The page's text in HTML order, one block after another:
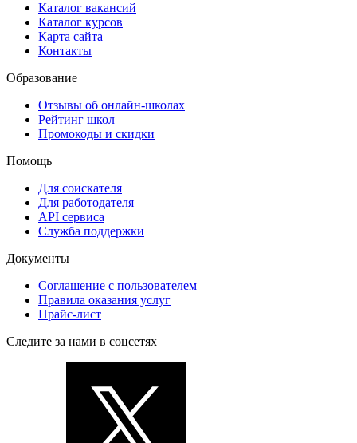
Каталог вакансий
Каталог курсов
Карта сайта
Контакты
Образование
Отзывы об онлайн-школах
Рейтинг школ
Промокоды и скидки
Помощь
Для соискателя
Для работодателя
API сервиса
Служба поддержки
Документы
Соглашение с пользователем
Правила оказания услуг
Прайс-лист
Следите за нами в соцсетях